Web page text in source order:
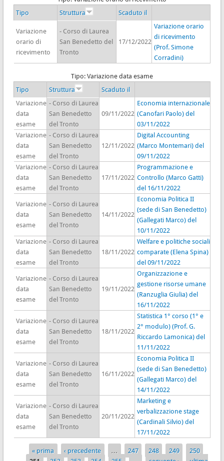
Tipo
Struttura Scaduto il
Variazione
orario di
ricevimento
- Corso di Laurea
San Benedetto del
Tronto
17/12/2022
Variazione orario
di ricevimento
(Prof. Simone
Corradini)
Tipo: Variazione data esame
Tipo
Struttura
Scaduto il
Variazione
data
esame
- Corso di Laurea
San Benedetto
del Tronto
09/11/2022
Economia internazionale
(Canofari Paolo) del
03/11/2022
Variazione
data
esame
- Corso di Laurea
San Benedetto
del Tronto
12/11/2022
Digital Accounting
(Marco Montemari) del
09/11/2022
Variazione
data
esame
- Corso di Laurea
San Benedetto
del Tronto
17/11/2022
Programmazione e
Controllo (Marco Gatti)
del 16/11/2022
Variazione
data
esame
- Corso di Laurea
San Benedetto
del Tronto
14/11/2022
Economia Politica II
(sede di San Benedetto)
(Gallegati Marco) del
10/11/2022
Variazione
data
esame
- Corso di Laurea
San Benedetto
del Tronto
18/11/2022
Welfare e politiche sociali
comparate (Elena Spina)
del 09/11/2022
Variazione
data
esame
- Corso di Laurea
San Benedetto
del Tronto
19/11/2022
Organizzazione e
gestione risorse umane
(Ranzuglia Giulia) del
16/11/2022
Variazione
data
esame
- Corso di Laurea
San Benedetto
del Tronto
18/11/2022
Statistica 1° corso (1° e
2° modulo) (Prof. G.
Riccardo Lamonica) del
11/11/2022
Variazione
data
esame
- Corso di Laurea
San Benedetto
del Tronto
16/11/2022
Economia Politica II
(sede di San Benedetto)
(Gallegati Marco) del
14/11/2022
Variazione
data
esame
- Corso di Laurea
San Benedetto
del Tronto
20/11/2022
Marketing e
verbalizzazione stage
(Cardinali Silvio) del
17/11/2022
Pagine
« prima ‹ precedente … 247 248 249
250